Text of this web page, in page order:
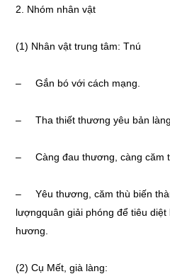
2. Nhóm nhân vật
(1) Nhân vật trung tâm: Tnú
– Gắn bó với cách mạng.
– Tha thiết thương yêu bản
– Càng đau thương, càng căm
– Yêu thương, căm thù biến
lượngquân giải phóng để tiêu
hương.
(2) Cụ Mết, già làng: